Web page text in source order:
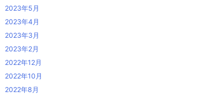
2023年5月
2023年4月
2023年3月
2023年2月
2022年12月
2022年10月
2022年8月